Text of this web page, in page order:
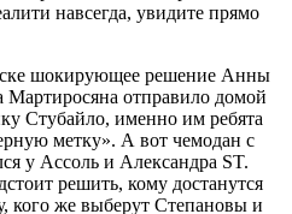
навсегда, увидите прямо
шокирующее решение Анны
отправило домой
Стубайло, именно им ребята
метку». А вот чемодан с
у Ассоль и Александра ST.
решить, кому достанутся
кого же выберут Степановы и